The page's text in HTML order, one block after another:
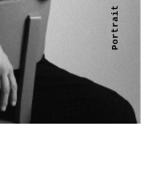
Portrait